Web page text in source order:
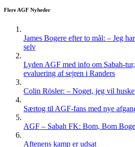
Flere AGF Nyheder
James Bogere efter to mål: – Jeg
selv
Lyden AGF med info om Sabah-
evaluering af sejren i Randers
Colin Rösler: – Noget, jeg vil
Særtog til AGF-fans med nye
AGF – Sabah FK: Bom, Bom
Aftenens kamp er udsat